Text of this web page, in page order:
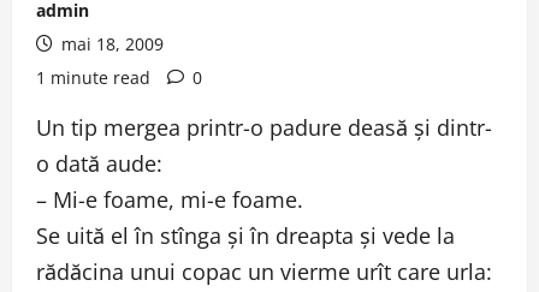
admin
mai 18, 2009
1 minute read
0
Un tip mergea printr-o padure deasă şi dintr-
o dată aude:
– Mi-e foame, mi-e foame.
Se uită el în stînga şi în dreapta şi vede la
rădăcina unui copac un vierme urît care urla: